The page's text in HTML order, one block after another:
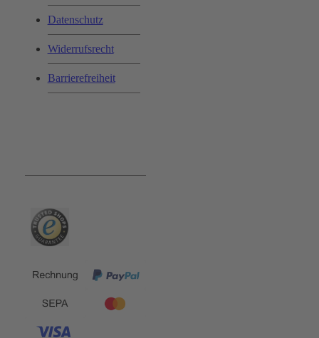
Datenschutz
Widerrufsrecht
Barrierefreiheit